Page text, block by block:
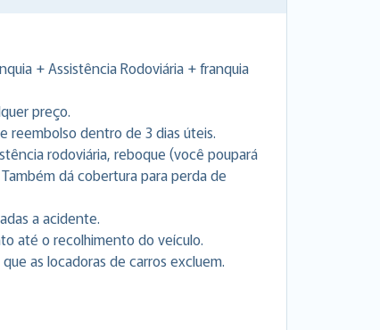
+ Assistência Rodoviária + franquia
preço.
reembolso dentro de 3 dias úteis.
rodoviária, reboque (você poupará
dá cobertura para perda de
a acidente.
até o recolhimento do veículo.
as locadoras de carros excluem.